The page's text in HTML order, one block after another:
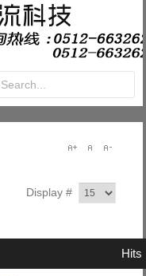
Display #
Hits